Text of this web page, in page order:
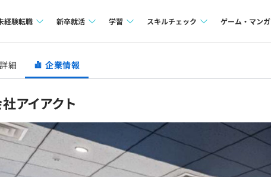
経験転職
求人検索
転職成功ガイド
新卒就活
本選考
新卒エージェント
イベント・セミナー
学習
リファレンス
スキルチェック
再チャレンジ結果一覧
ゲーム・マンガ
細 企業情報
アイアクト